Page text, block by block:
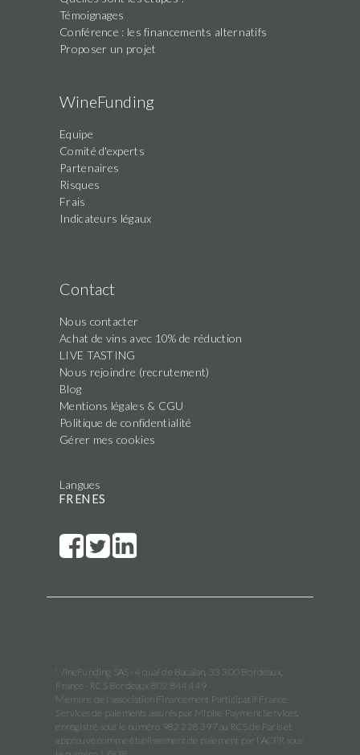
Témoignages
Conférence : les financements alternatifs
Proposer un projet
WineFunding
Equipe
Comité d'experts
Partenaires
Risques
Frais
Indicateurs légaux
Contact
Nous contacter
Achat de vins avec 10% de réduction
LIVE TASTING
Nous rejoindre (recrutement)
Blog
Mentions légales & CGU
Politique de confidentialité
Gérer mes cookies
Langues
FR EN ES
WineFunding SAS · 4 quai de Bacalan, 33 300 Bordeaux,
France · RCS Bordeaux 802 844 449
Membre de l'association Financement Participatif France
Services de paiements assurés par Mipise Payment Services,
enregistré sous le numéro 982 228 397 au RCS de Paris et
approuvé comme établissement de paiement par l'ACPR sous